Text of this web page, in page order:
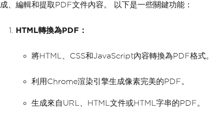
成、編輯和提取PDF文件內容。 以下是一些關鍵功能：
HTML轉換為PDF：
將HTML、CSS和JavaScript內容轉換為PDF格式。
利用Chrome渲染引擎生成像素完美的PDF。
生成來自URL、HTML文件或HTML字串的PDF。